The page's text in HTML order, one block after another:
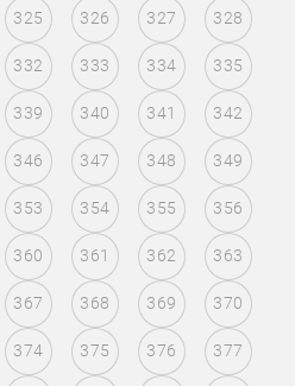
325 326 327 328
332 333 334 335
339 340 341 342
346 347 348 349
353 354 355 356
360 361 362 363
367 368 369 370
374 375 376 377